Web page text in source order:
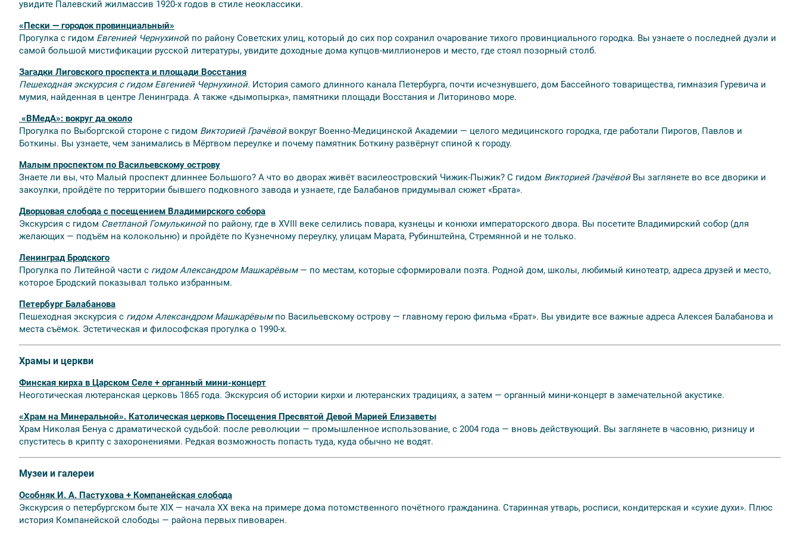
увидите Палевский жилмассив 1920-х годов в стиле неоклассики.
«Пески — городок провинциальный»
Прогулка с гидом Евгенией Чернухиной по району Советских улиц, который до сих пор сохранил очарование тихого провинциального городка. Вы узнаете о последней дуэли и
самой большой мистификации русской литературы, увидите доходные дома купцов-миллионеров и место, где стоял позорный столб.
Загадки Лиговского проспекта и площади Восстания
Пешеходная экскурсия с гидом Евгенией Чернухиной. История самого длинного канала Петербурга, почти исчезнувшего, дом Бассейного товарищества, гимназия Гуревича и
мумия, найденная в центре Ленинграда. А также «дымопырка», памятники площади Восстания и Литориново море.
«ВМедА»: вокруг да около
Прогулка по Выборгской стороне с гидом Викторией Грачёвойвокруг Военно-Медицинской Академии — целого медицинского городка, где работали Пирогов, Павлов и
Боткины. Вы узнаете, чем занимались в Мёртвом переулке и почему памятник Боткину развёрнут спиной к городу.
Малым проспектом по Васильевскому острову
Знаете ли вы, что Малый проспект длиннее Большого? А что во дворах живёт василеостровский Чижик-Пыжик? С гидом Викторией ГрачёвойВы заглянете во все дворики и
закоулки, пройдёте по территории бывшего подковного завода и узнаете, где Балабанов придумывал сюжет «Брата».
Дворцовая слобода с посещением Владимирского собора
Экскурсия с гидом Светланой Гомулькинойпо району, где в XVIII веке селились повара, кузнецы и конюхи императорского двора. Вы посетите Владимирский собор (для
желающих — подъём на колокольню) и пройдёте по Кузнечному переулку, улицам Марата, Рубинштейна, Стремянной и не только.
Ленинград Бродского
Прогулка по Литейной части с гидом Александром Машкарёвым — по местам, которые сформировали поэта. Родной дом, школы, любимый кинотеатр, адреса друзей и место,
которое Бродский показывал только избранным.
Петербург Балабанова
Пешеходная экскурсия с гидом Александром Машкарёвымпо Васильевскому острову — главному герою фильма «Брат». Вы увидите все важные адреса Алексея Балабанова и
места съёмок. Эстетическая и философская прогулка о 1990-х.
Храмы и церкви
Финская кирха в Царском Селе + органный мини-концерт
Неоготическая лютеранская церковь 1865 года. Экскурсия об истории кирхи и лютеранских традициях, а затем — органный мини-концерт в замечательной акустике.
«Храм на Минеральной». Католическая церковь Посещения Пресвятой Девой Марией Елизаветы
Храм Николая Бенуа с драматической судьбой: после революции — промышленное использование, с 2004 года — вновь действующий. Вы заглянете в часовню, ризницу и
спуститесь в крипту с захоронениями. Редкая возможность попасть туда, куда обычно не водят.
Музеи и галереи
Особняк И. А. Пастухова + Компанейская слобода
Экскурсия о петербургском быте XIX — начала XX века на примере дома потомственного почётного гражданина. Старинная утварь, росписи, кондитерская и «сухие духи». Плюс
история Компанейской слободы — района первых пивоварен.